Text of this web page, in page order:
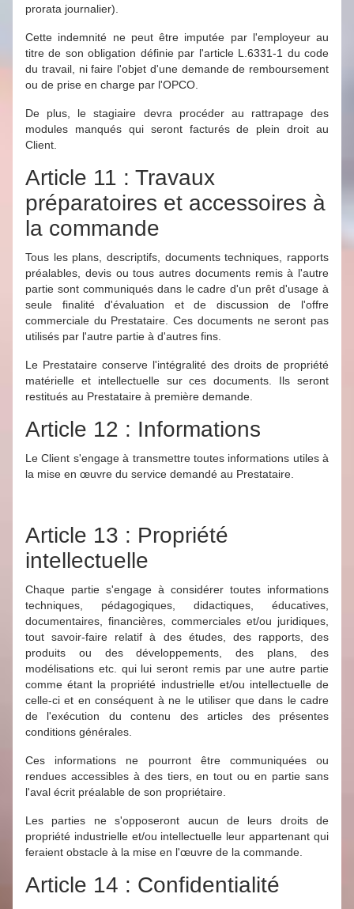
prorata journalier).
Cette indemnité ne peut être imputée par l'employeur au
titre de son obligation définie par l'article L.6331-1 du code
du travail, ni faire l'objet d'une demande de remboursement
ou de prise en charge par l'OPCO.
De plus, le stagiaire devra procéder au rattrapage des
modules manqués qui seront facturés de plein droit au
Client.
Article 11 : Travaux
préparatoires et accessoires à
la commande
Tous les plans, descriptifs, documents techniques, rapports
préalables, devis ou tous autres documents remis à l'autre
partie sont communiqués dans le cadre d'un prêt d'usage à
seule finalité d'évaluation et de discussion de l'offre
commerciale du Prestataire. Ces documents ne seront pas
utilisés par l'autre partie à d'autres fins.
Le Prestataire conserve l'intégralité des droits de propriété
matérielle et intellectuelle sur ces documents. Ils seront
restitués au Prestataire à première demande.
Article 12 : Informations
Le Client s'engage à transmettre toutes informations utiles à
la mise en œuvre du service demandé au Prestataire.
Article 13 : Propriété
intellectuelle
Chaque partie s'engage à considérer toutes informations
techniques, pédagogiques, didactiques, éducatives,
documentaires, financières, commerciales et/ou juridiques,
tout savoir-faire relatif à des études, des rapports, des
produits ou des développements, des plans, des
modélisations etc. qui lui seront remis par une autre partie
comme étant la propriété industrielle et/ou intellectuelle de
celle-ci et en conséquent à ne le utiliser que dans le cadre
de l'exécution du contenu des articles des présentes
conditions générales.
Ces informations ne pourront être communiquées ou
rendues accessibles à des tiers, en tout ou en partie sans
l'aval écrit préalable de son propriétaire.
Les parties ne s'opposeront aucun de leurs droits de
propriété industrielle et/ou intellectuelle leur appartenant qui
feraient obstacle à la mise en l'œuvre de la commande.
Article 14 : Confidentialité